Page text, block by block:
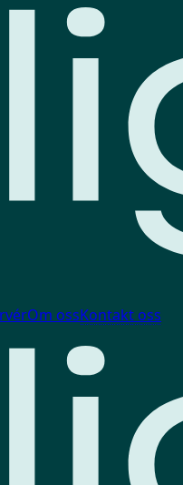
Om ossKontakt oss